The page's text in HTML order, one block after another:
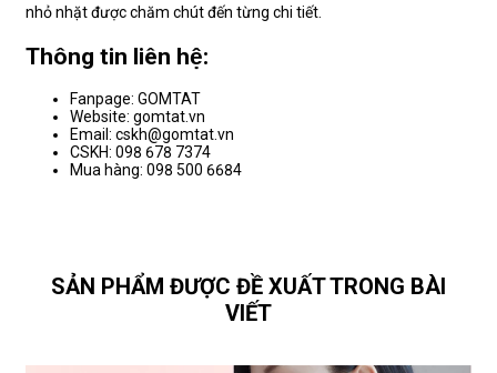
nhỏ nhặt được chăm chút đến từng chi tiết.
Thông tin liên hệ:
Fanpage: GOMTAT
Website: gomtat.vn
Email: cskh@gomtat.vn
CSKH: 098 678 7374
Mua hàng: 098 500 6684
SẢN PHẨM ĐƯỢC ĐỀ XUẤT TRONG BÀI
VIẾT